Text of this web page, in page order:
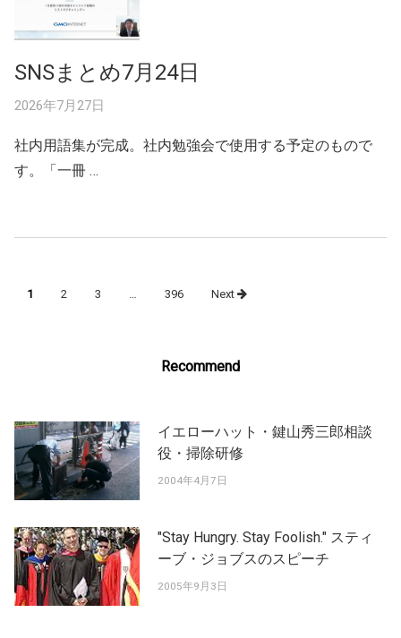
SNSまとめ7月24日
2026年7月27日
社内用語集が完成。社内勉強会で使用する予定のもので
す。「一冊 …
navigation
1 2 3 396 Next
Recommend
イエローハット・鍵山秀三郎相談
役・掃除研修
2004年4月7日
"Stay Hungry. Stay Foolish." スティ
ーブ・ジョブスのスピーチ
2005年9月3日